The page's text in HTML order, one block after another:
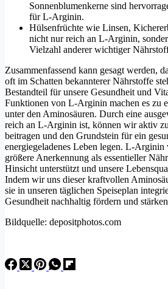
Sonnenblumenkerne sind
für L-Arginin.
Hülsenfrüchte wie Linsen,
nicht nur reich an L-Arginin,
Vielzahl anderer wichtiger
Zusammenfassend kann gesagt werden,
oft im Schatten bekannterer Nährstoffe
Bestandteil für unsere Gesundheit und
Funktionen von L-Arginin machen es zu
unter den Aminosäuren. Durch eine
reich an L-Arginin ist, können wir aktiv
beitragen und den Grundstein für ein
energiegeladenes Leben legen. L-Arginin
größere Anerkennung als essentieller
Hinsicht unterstützt und unsere
Indem wir uns dieser kraftvollen
sie in unseren täglichen Speiseplan
Gesundheit nachhaltig fördern und
Bildquelle: depositphotos.com